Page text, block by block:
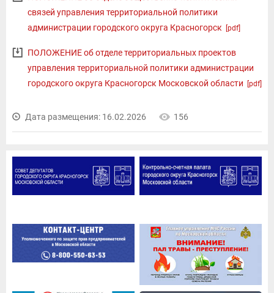
связей управления территориальной политики
администрации городского округа Красногорск
[pdf]
ПОЛОЖЕНИЕ об отделе территориальных проектов
управления территориальной политики администрации
городского округа Красногорск Московской области
[pdf]
Дата размещения: 16.02.2026 156